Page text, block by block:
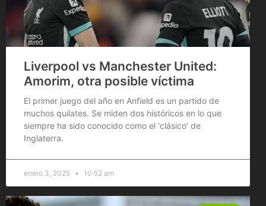
Liverpool vs Manchester United:
Amorim, otra posible víctima
El primer juego del año en Anfield es un partido de
muchos quilates. Se miden dos históricos en lo que
siempre ha sido conocido como el ‘clásico’ de
Inglaterra.
enero 3, 2025 10:52 am